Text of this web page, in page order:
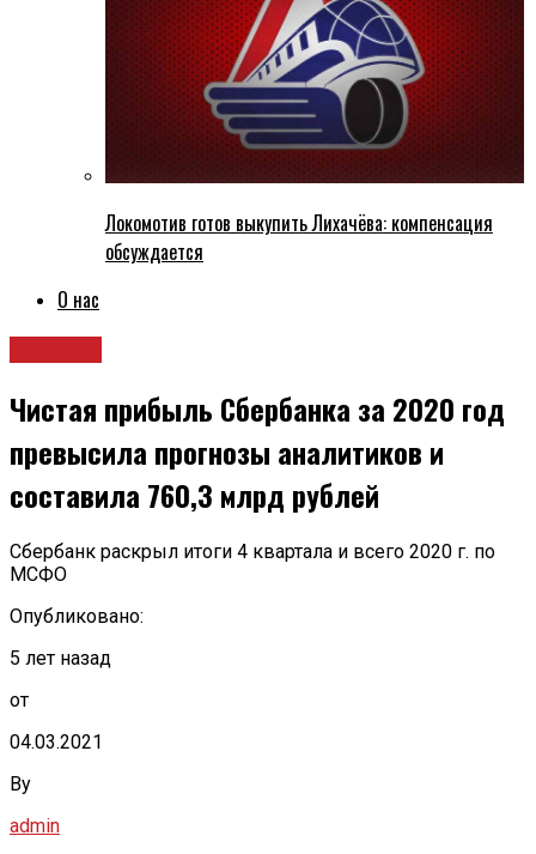
Локомотив готов выкупить Лихачёва: компенсация
обсуждается
О нас
Чистая прибыль Сбербанка за 2020 год
превысила прогнозы аналитиков и
составила 760,3 млрд рублей
Сбербанк раскрыл итоги 4 квартала и всего 2020 г. по
МСФО
Опубликовано:
5 лет назад
от
04.03.2021
By
admin